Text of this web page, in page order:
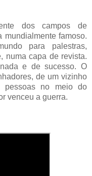
dos campos de
mundialmente famoso.
para palestras,
numa capa de revista.
e de sucesso. O
de um vizinho
pessoas no meio do
venceu a guerra.